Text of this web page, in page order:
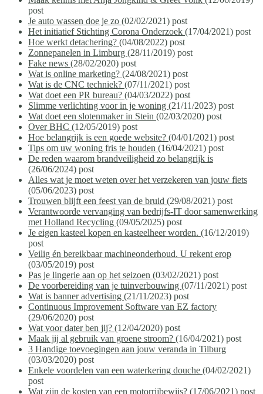
post
Je auto wassen doe je zo (02/02/2021) post
Het initiatief Stichting Corona Onderzoek (17/04/2021) post
Hoe werkt detachering? (04/08/2022) post
Zonnepanelen in Limburg (28/11/2019) post
Fake news (28/02/2020) post
Wat is online marketing? (24/08/2021) post
Wat is de CNC techniek? (07/11/2021) post
Wat doet een PR bureau? (04/03/2022) post
Slimme verlichting voor in je woning (21/11/2023) post
Wat doet een slotenmaker in Stein (02/03/2020) post
Over BHC (12/05/2019) post
Hoe belangrijk is een goede website? (04/01/2021) post
Tips om uw woning fris te houden (16/04/2021) post
De reden waarom brandveiligheid zo belangrijk is
(26/06/2024) post
Alles wat je moet weten over het verzekeren van jouw fiets
(05/06/2023) post
Trouwen blijft een feest van de bruid (29/08/2021) post
Verantwoorde vervanging van bedrijfs-IT door samenwerking
met Holland Recycling (09/05/2025) post
Je eigen kasteel kopen en kasteelheer worden. (16/12/2019)
post
Veilig én bereikbaar machineonderhoud. U rekent erop
(03/05/2019) post
Pas je lingerie aan op het seizoen (03/02/2021) post
De voorbereiding van je tuinverbouwing (07/11/2021) post
Wat is banner advertising (21/11/2023) post
Continuous Improvement Software van EZ factory
(29/06/2020) post
Wat voor dater ben jij? (12/04/2020) post
Maak jij al gebruik van groene stroom? (16/04/2021) post
3 Handige toevoegingen aan jouw veranda in Tilburg
(03/03/2020) post
Enkele voordelen van een waterkering douche (04/02/2021)
post
Wat zijn de kosten van een motorrijbewijs? (17/06/2021) post